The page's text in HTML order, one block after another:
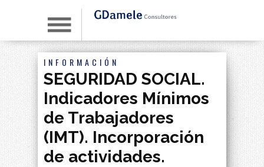
INFORMACIÓN
SEGURIDAD SOCIAL.
Indicadores Mínimos
de Trabajadores
(IMT). Incorporación
de actividades.